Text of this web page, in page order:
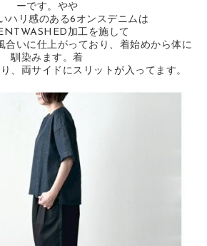
ーです。やや
ハリ感のある6オンスデニムは
加工を施して
合いに仕上がっており、着始めから体に
馴染みます。着
、両サイドにスリットが入ってます。